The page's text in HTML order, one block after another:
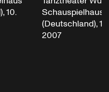
10.
Schauspielhaus
(Deutschland),
2007